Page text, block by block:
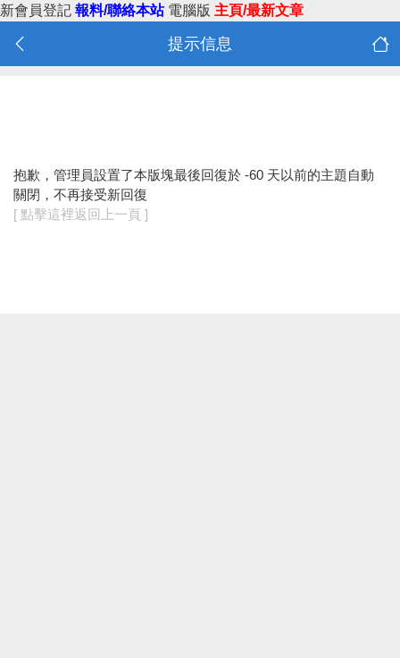
新會員登記 報料/聯絡本站 電腦版 主頁/最新文章
提示信息
抱歉，管理員設置了本版塊最後回復於 -60 天以前的主題自動
關閉，不再接受新回復
[ 點擊這裡返回上一頁 ]